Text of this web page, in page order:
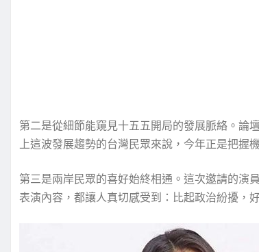
第二是從細節能窺見十五五開局的發展脈絡。論
上這波發展趨勢的台灣民眾來說，今年正是把握
第三是兩岸民眾的喜好始終相通。這次邀請的演
表演內容，都讓人真切感受到：比起政治紛擾，